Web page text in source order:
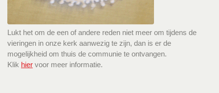
Lukt het om de een of andere reden niet meer om tijdens de
vieringen in onze kerk aanwezig te zijn, dan is er de
mogelijkheid om thuis de communie te ontvangen.
Klik hier voor meer informatie.